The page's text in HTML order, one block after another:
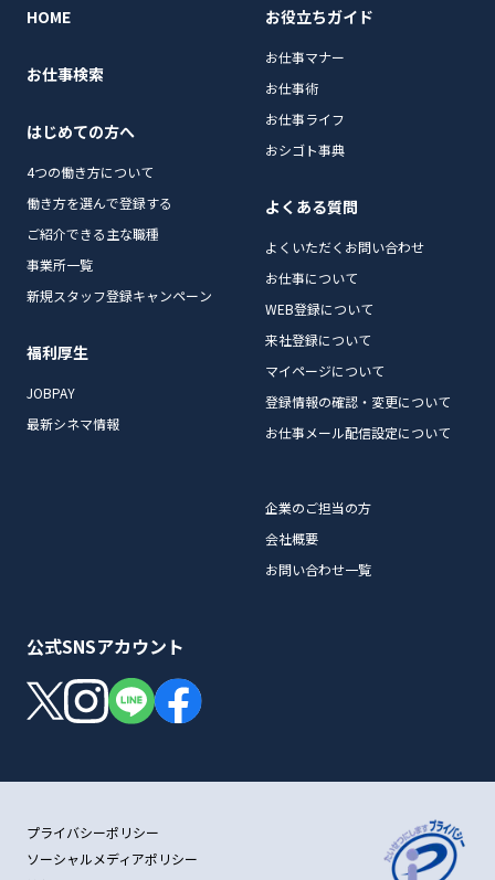
HOME
お仕事検索
はじめての方へ
4つの働き方について
働き方を選んで登録する
ご紹介できる主な職種
事業所一覧
新規スタッフ登録キャンペーン
福利厚生
JOBPAY
最新シネマ情報
お役立ちガイド
お仕事マナー
お仕事術
お仕事ライフ
おシゴト事典
よくある質問
よくいただくお問い合わせ
お仕事について
WEB登録について
来社登録について
マイページについて
登録情報の確認・変更について
お仕事メール配信設定について
企業のご担当の方
会社概要
お問い合わせ一覧
公式SNSアカウント
プライバシーポリシー
ソーシャルメディアポリシー